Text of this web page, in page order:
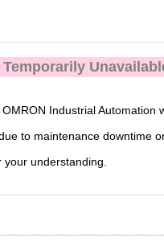
Industrial Automation
to maintenance downtime
understanding.